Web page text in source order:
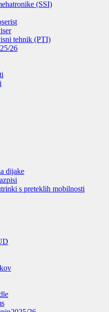
(SSI)
tehnik (PTI)
26
dijake
s preteklih mobilnosti